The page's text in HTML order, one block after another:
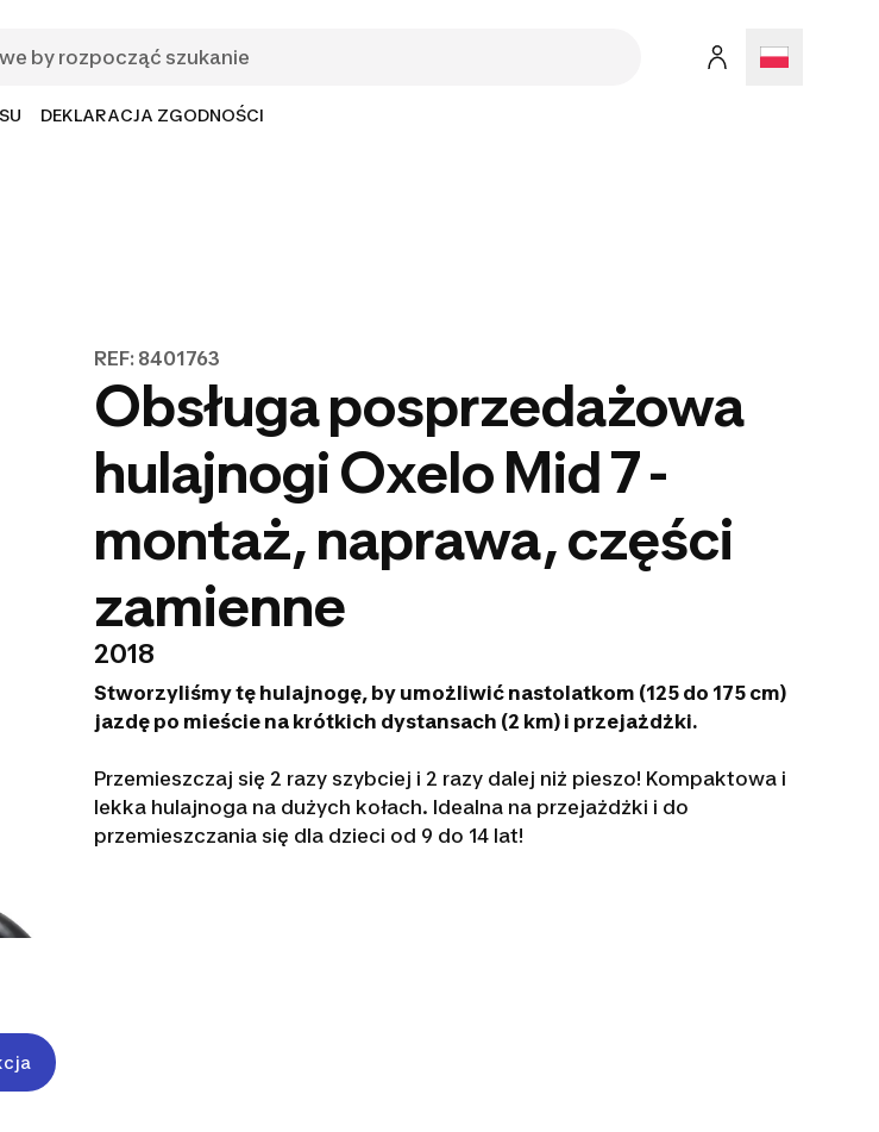
DEKLARACJA ZGODNOŚCI
REF: 8401763
Obsługa posprzedażowa
hulajnogi Oxelo Mid 7 -
montaż, naprawa, części
zamienne
2018
Stworzyliśmy tę hulajnogę, by umożliwić nastolatkom (125 do 175 cm)
jazdę po mieście na krótkich dystansach (2 km) i przejażdżki.
Przemieszczaj się 2 razy szybciej i 2 razy dalej niż pieszo! Kompaktowa i
lekka hulajnoga na dużych kołach. Idealna na przejażdżki i do
przemieszczania się dla dzieci od 9 do 14 lat!